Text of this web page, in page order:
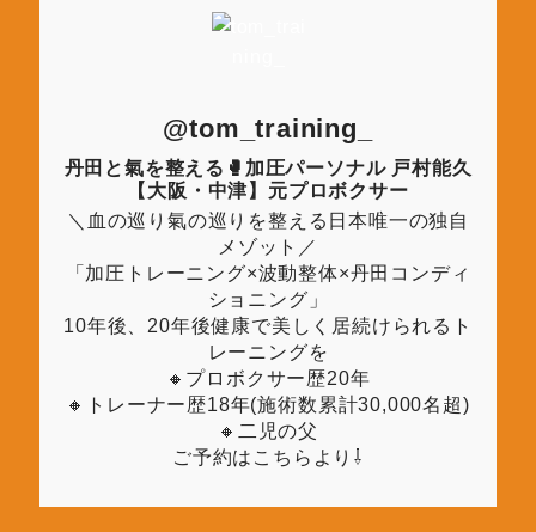
@tom_training_
丹田と氣を整える🥊加圧パーソナル 戸村能久
【大阪・中津】元プロボクサー
＼血の巡り氣の巡りを整える日本唯一の独自
メゾット／
「加圧トレーニング×波動整体×丹田コンディ
ショニング」
10年後、20年後健康で美しく居続けられるト
レーニングを
🔸プロボクサー歴20年
🔸トレーナー歴18年(施術数累計30,000名超)
🔸二児の父
ご予約はこちらより⇩